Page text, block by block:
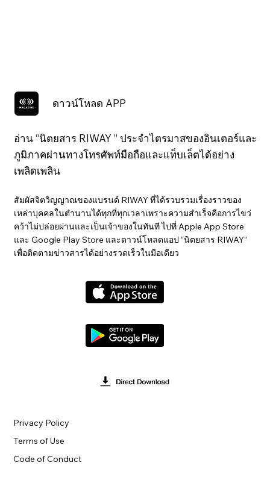
ดาวน์โหลด APP
อ่าน “นิตยสาร RIWAY ” ประจำไตรมาสของอินเตอร์และ
ภูมิภาคผ่านทางโทรศัพท์มือถือและแท็บเล็ตได้อย่าง
เพลิดเพลิน
สัมผัสจิตวิญญาณของแบรนด์ RIWAY ที่ได้รวบรวมเรื่องราวของ
เหล่าบุคคลในตำนานได้ทุกที่ทุกเวลาเพราะความสำเร็จคือการไขว่
คว้าไม่ปล่อยผ่านและเป็นเจ้าของในทันที ไปที่ Apple App Store
และ Google Play Store และดาวน์โหลดแอป “นิตยสาร RIWAY”
เพื่อติดตามข่าวสารได้อย่างรวดเร็วในมือเดียว
Terms of Use
Privacy Policy
Code of Conduct